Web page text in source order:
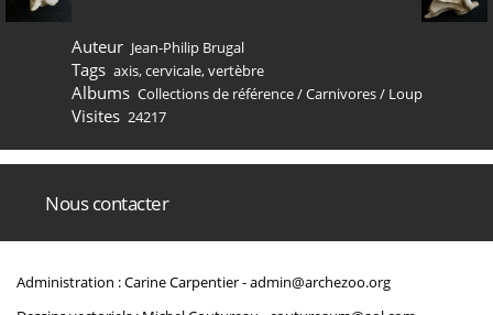
Auteur Jean-Philip Brugal
Tags axis,cervicale,vertèbre
Albums Collections de référence/Carnivores/ Loup
Visites 24217
Nous contacter
Administration : Carine Carpentier -admin@archezoo.org